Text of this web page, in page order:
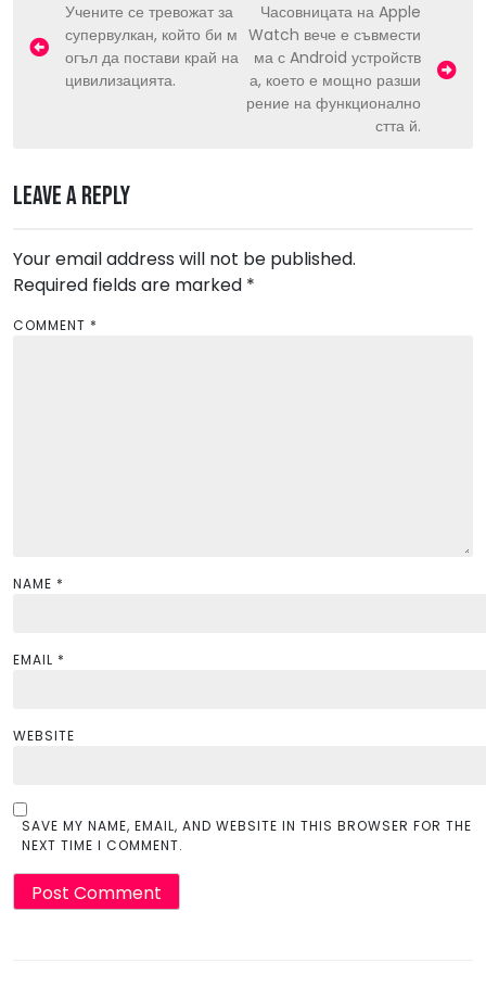
o
a
v
g
t
Учените се тревожат за
супервулкан, който би м
огъл да постави край на
цивилизацията.
Часовницата на Apple
Watch вече е съвмести
ма с Android устройств
а, което е мощно разши
рение на функционално
стта й.
Leave a Reply
Your email address will not be published.
Required fields are marked *
COMMENT *
NAME *
EMAIL *
WEBSITE
SAVE MY NAME, EMAIL, AND WEBSITE IN THIS BROWSER FOR THE
NEXT TIME I COMMENT.